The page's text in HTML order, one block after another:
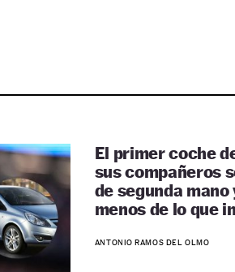
El primer coche
sus compañeros
de segunda
menos de lo que
ANTONIO RAMOS DEL OLMO